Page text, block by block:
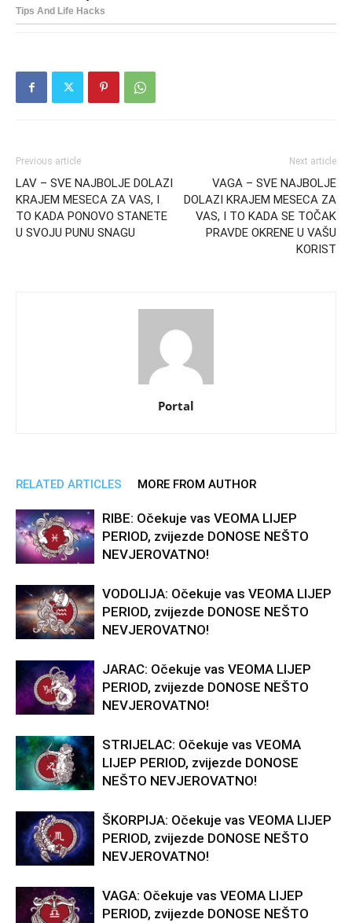
Previous article
LAV – SVE NAJBOLJE DOLAZI
KRAJEM MESECA ZA VAS, I
TO KADA PONOVO STANETE
U SVOJU PUNU SNAGU
Next article
VAGA – SVE NAJBOLJE
DOLAZI KRAJEM MESECA ZA
VAS, I TO KADA SE TOČAK
PRAVDE OKRENE U VAŠU
KORIST
Portal
RELATED ARTICLES MORE FROM AUTHOR
RIBE: Očekuje vas VEOMA LIJEP
PERIOD, zvijezde DONOSE NEŠTO
NEVJEROVATNO!
VODOLIJA: Očekuje vas VEOMA LIJEP
PERIOD, zvijezde DONOSE NEŠTO
NEVJEROVATNO!
JARAC: Očekuje vas VEOMA LIJEP
PERIOD, zvijezde DONOSE NEŠTO
NEVJEROVATNO!
STRIJELAC: Očekuje vas VEOMA
LIJEP PERIOD, zvijezde DONOSE
NEŠTO NEVJEROVATNO!
ŠKORPIJA: Očekuje vas VEOMA LIJEP
PERIOD, zvijezde DONOSE NEŠTO
NEVJEROVATNO!
VAGA: Očekuje vas VEOMA LIJEP
PERIOD, zvijezde DONOSE NEŠTO